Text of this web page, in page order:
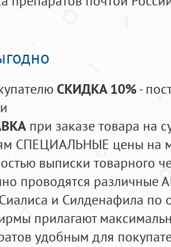
СКИДКА 10%-
при заказе товара на
СПЕЦИАЛЬНЫЕ цены на
выписки товарного
проводятся
и Силденафила по
прилагают
удобным для